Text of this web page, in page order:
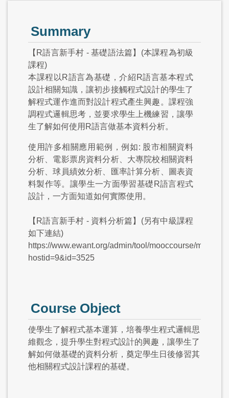
Summary
【R語言新手村 - 基礎語法篇】(本課程為初級
課程)
本課程以R語言為基礎，介紹R語言基本程式
設計相關知識，讓初步接觸程式設計的學生了
解程式運作進而對設計程式產生興趣。課程強
調程式邏輯思考，並要求學生上機練習，讓學
生了解如何使用R語言做基本資料分析。
使用許多相關應用範例，例如: 股市相關資料
分析、電影票房資料分析、大專院校相關資料
分析、球員績效分析、匯率計算分析、圖表資
料製作等。讓學生一方面學習基礎R語言程式
設計，一方面知道如何實際使用。
【R語言新手村 - 資料分析篇】(另有中級課程
如下連結)
https://www.ewant.org/admin/tool/mooccourse/
hostid=9&id=3525
Course Object
使學生了解程式基本運算，培養學生程式邏輯思
維觀念，提升學生對程式設計的興趣，讓學生了
解如何做基礎的資料分析，奠定學生日後修習其
他相關程式設計課程的基礎。